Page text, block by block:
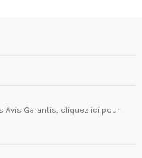
Garantis, cliquez ici pour